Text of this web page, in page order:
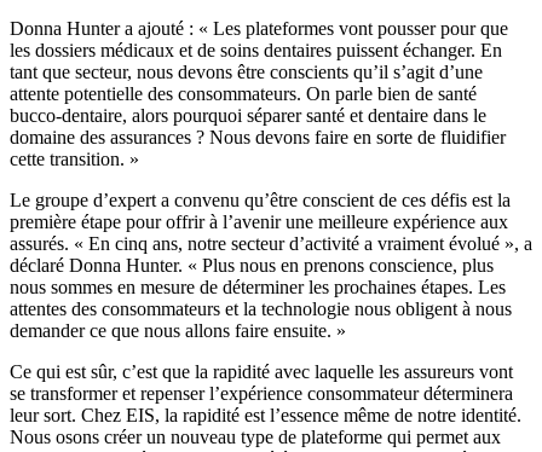
Donna Hunter a ajouté : « Les plateformes vont pousser pour que
les dossiers médicaux et de soins dentaires puissent échanger. En
tant que secteur, nous devons être conscients qu’il s’agit d’une
attente potentielle des consommateurs. On parle bien de santé
bucco-dentaire, alors pourquoi séparer santé et dentaire dans le
domaine des assurances ? Nous devons faire en sorte de fluidifier
cette transition. »
Le groupe d’expert a convenu qu’être conscient de ces défis est la
première étape pour offrir à l’avenir une meilleure expérience aux
assurés. « En cinq ans, notre secteur d’activité a vraiment évolué », a
déclaré Donna Hunter. « Plus nous en prenons conscience, plus
nous sommes en mesure de déterminer les prochaines étapes. Les
attentes des consommateurs et la technologie nous obligent à nous
demander ce que nous allons faire ensuite. »
Ce qui est sûr, c’est que la rapidité avec laquelle les assureurs vont
se transformer et repenser l’expérience consommateur déterminera
leur sort. Chez EIS, la rapidité est l’essence même de notre identité.
Nous osons créer un nouveau type de plateforme qui permet aux